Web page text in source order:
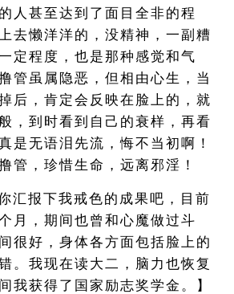
人甚至达到了面目全非的程
去懒洋洋的，没精神，一副糟
定程度，也是那种感觉和气
管虽属隐恶，但相由心生，当
后，肯定会反映在脸上的，就
，到时看到自己的衰样，再看
是无语泪先流，悔不当初啊！
管，珍惜生命，远离邪淫！
汇报下我戒色的成果吧，目前
月，期间也曾和心魔做过斗
很好，身体各方面包括脸上的
。我现在读大二，脑力也恢复
我获得了国家励志奖学金。】